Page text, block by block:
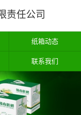
责任公司
纸箱动态
联系我们